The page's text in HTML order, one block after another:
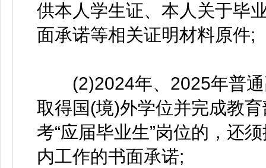
供本人学生证、本人关于毕
面承诺等相关证明材料原件;
(2)2024年、2025年普通
取得国(境)外学位并完成教
考“应届毕业生”岗位的，还
内工作的书面承诺;